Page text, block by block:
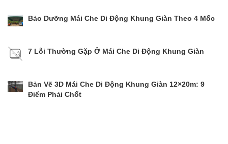
Bảo Dưỡng Mái Che Di Động Khung Giàn Theo 4 Mốc
7 Lỗi Thường Gặp Ở Mái Che Di Động Khung Giàn
Bản Vẽ 3D Mái Che Di Động Khung Giàn 12×20m: 9
Điểm Phải Chốt